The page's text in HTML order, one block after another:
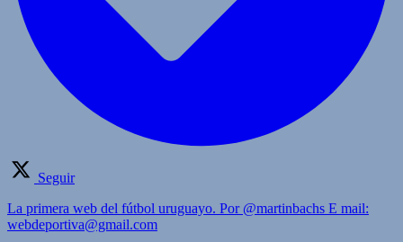
Seguir
La primera web del fútbol uruguayo. Por @martinbachs E mail:
webdeportiva@gmail.com